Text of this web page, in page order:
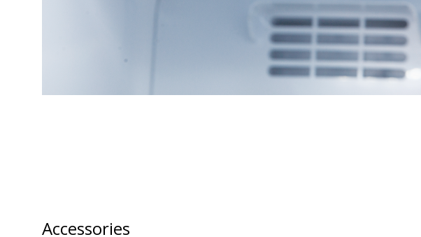
Accessories